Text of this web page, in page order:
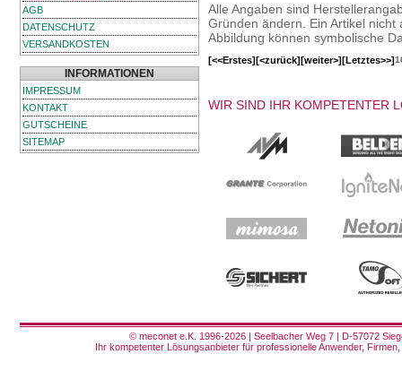
AGB
DATENSCHUTZ
VERSANDKOSTEN
INFORMATIONEN
IMPRESSUM
KONTAKT
GUTSCHEINE
SITEMAP
Alle Angaben sind
Gründen ändern. Ein Artikel
Abbildung können symbolische
[<<Erstes][<zurück][weiter>][Letztes>>]
WIR SIND IHR KOMPETENTER
© meconet e.K. 1996-2026 | Seelbacher Weg 7 | D-57072
Ihr kompetenter Lösungsanbieter für professionelle Anwender,